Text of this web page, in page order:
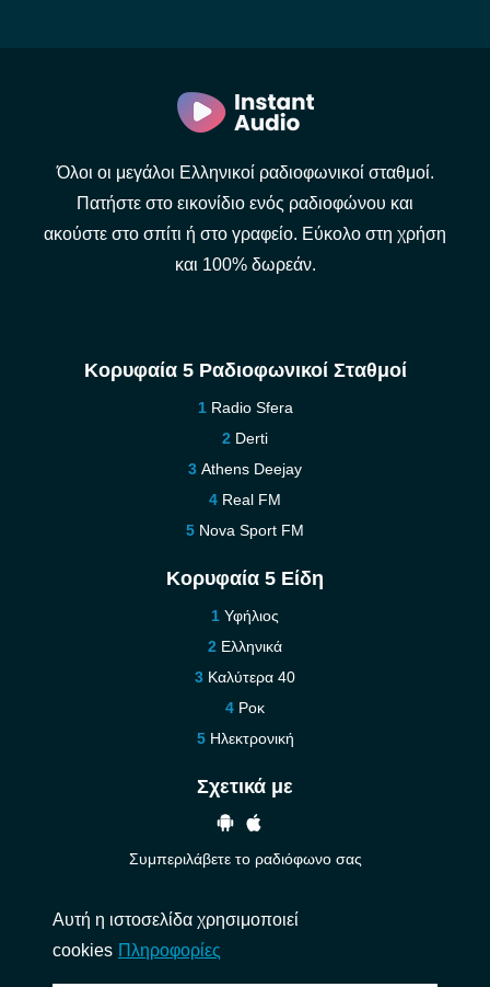
Όλοι οι μεγάλοι Ελληνικοί ραδιοφωνικοί σταθμοί.
Πατήστε στο εικονίδιο ενός ραδιοφώνου και
ακούστε στο σπίτι ή στο γραφείο. Εύκολο στη χρήση
και 100% δωρεάν.
Κορυφαία 5 Ραδιοφωνικοί Σταθμοί
Radio Sfera
Derti
Athens Deejay
Real FM
Nova Sport FM
Κορυφαία 5 Είδη
Υφήλιος
Ελληνικά
Καλύτερα 40
Ροκ
Ηλεκτρονική
Σχετικά με
Συμπεριλάβετε το ραδιόφωνο σας
Επικοινωνήστε μαζί μας
Αυτή η ιστοσελίδα χρησιμοποιεί
cookies Πληροφορίες